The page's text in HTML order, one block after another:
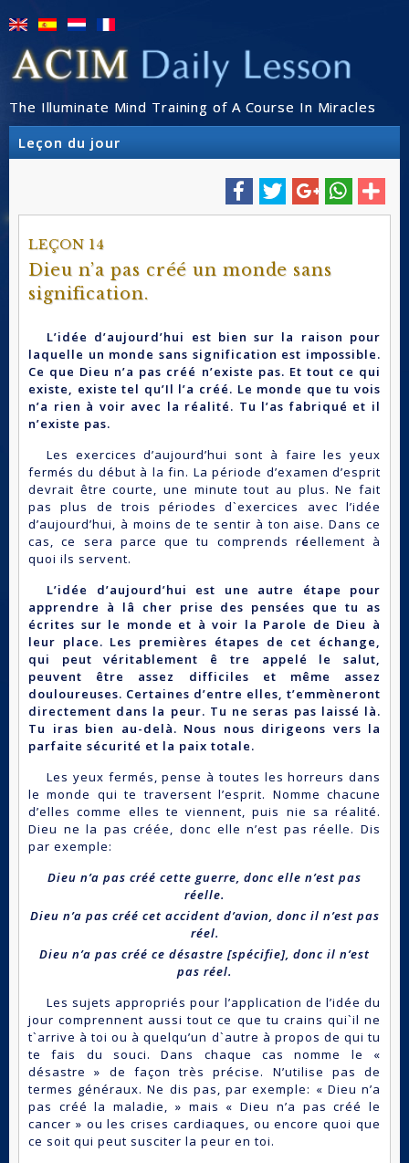
The Illuminate Mind Training of A Course In Miracles
Leçon du jour
LEÇON 14
Dieu n’a pas créé un monde sans
signification.
L’idée d’aujourd’hui est bien sur la raison pour
laquelle un monde sans signification est impossible.
Ce que Dieu n’a pas créé n’existe pas. Et tout ce qui
existe, existe tel qu’Il l’a créé. Le monde que tu vois
n’a rien à voir avec la réalité. Tu l’as fabriqué et il
n’existe pas.
Les exercices d’aujourd’hui sont à faire les yeux
fermés du début à la fin. La période d’examen d’esprit
devrait être courte, une minute tout au plus. Ne fait
pas plus de trois périodes d`exercices avec l’idée
d’aujourd’hui, à moins de te sentir à ton aise. Dans ce
cas, ce sera parce que tu comprends réellement à
quoi ils servent.
L’idée d’aujourd’hui est une autre étape pour
apprendre à lâ cher prise des pensées que tu as
écrites sur le monde et à voir la Parole de Dieu à
leur place. Les premières étapes de cet échange,
qui peut véritablement ê tre appelé le salut,
peuvent être assez difficiles et même assez
douloureuses. Certaines d’entre elles, t’emmèneront
directement dans la peur. Tu ne seras pas laissé là.
Tu iras bien au-delà. Nous nous dirigeons vers la
parfaite sécurité et la paix totale.
Les yeux fermés, pense à toutes les horreurs dans
le monde qui te traversent l’esprit. Nomme chacune
d’elles comme elles te viennent, puis nie sa réalité.
Dieu ne la pas créée, donc elle n’est pas réelle. Dis
par exemple:
Dieu n’a pas créé cette guerre, donc elle n’est pas
réelle.
Dieu n’a pas créé cet accident d’avion, donc il n’est pas
réel.
Dieu n’a pas créé ce désastre [spécifie], donc il n’est
pas réel.
Les sujets appropriés pour l’application de l’idée du
jour comprennent aussi tout ce que tu crains qui`il ne
t`arrive à toi ou à quelqu’un d`autre à propos de qui tu
te fais du souci. Dans chaque cas nomme le «
désastre » de façon très précise. N’utilise pas de
termes généraux. Ne dis pas, par exemple: « Dieu n’a
pas créé la maladie, » mais « Dieu n’a pas créé le
cancer » ou les crises cardiaques, ou encore quoi que
ce soit qui peut susciter la peur en toi.